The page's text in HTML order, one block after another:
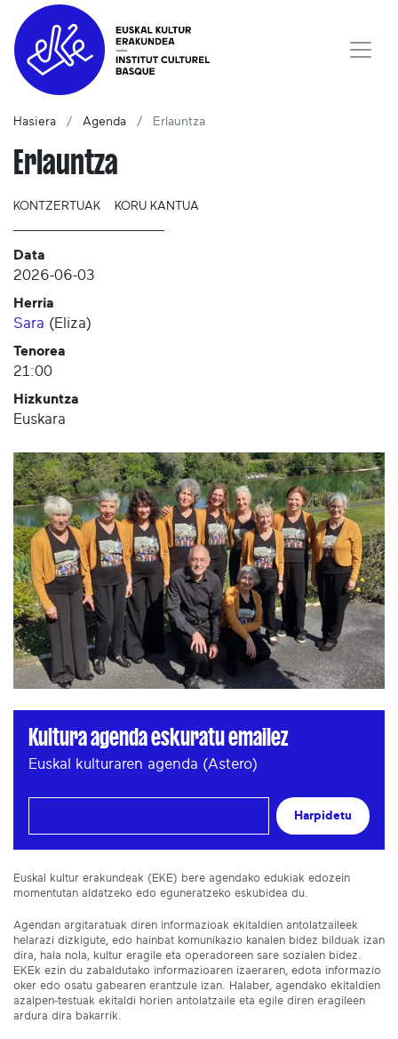
Hasiera Agenda Erlauntza
Erlauntza
KONTZERTUAK KORU KANTUA
Data
2026-06-03
Herria
Sara (Eliza)
Tenorea
21:00
Hizkuntza
Euskara
Kultura agenda eskuratu emailez
Euskal kulturaren agenda (Astero)
Harpidetu
Euskal kultur erakundeak (EKE) bere agendako edukiak edozein
momentutan aldatzeko edo eguneratzeko eskubidea du.
Agendan argitaratuak diren informazioak ekitaldien antolatzaileek
helarazi dizkigute, edo hainbat komunikazio kanalen bidez bilduak izan
dira, hala nola, kultur eragile eta operadoreen sare sozialen bidez.
EKEk ezin du zabaldutako informazioaren izaeraren, edota informazio
oker edo osatu gabearen erantzule izan. Halaber, agendako ekitaldien
azalpen-testuak ekitaldi horien antolatzaile eta egile diren eragileen
ardura dira bakarrik.